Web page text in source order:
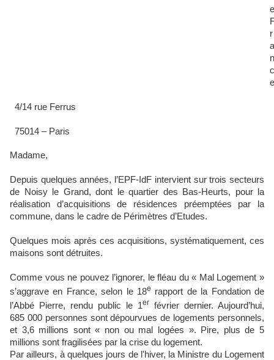
e
r
a
n
c
e
4/14 rue Ferrus
75014 – Paris
Madame,
Depuis quelques années, l’EPF-IdF intervient sur trois secteurs
de Noisy le Grand, dont le quartier des Bas-Heurts, pour la
réalisation d’acquisitions de résidences préemptées par la
commune, dans le cadre de Périmètres d’Etudes.
Quelques mois après ces acquisitions, systématiquement, ces
maisons sont détruites.
Comme vous ne pouvez l’ignorer, le fléau du « Mal Logement »
s’aggrave en France, selon le 18e rapport de la Fondation de
l’Abbé Pierre, rendu public le 1er février dernier. Aujourd’hui,
685 000 personnes sont dépourvues de logements personnels,
et 3,6 millions sont « non ou mal logées ». Pire, plus de 5
millions sont fragilisées par la crise du logement.
Par ailleurs, à quelques jours de l'hiver, la Ministre du Logement